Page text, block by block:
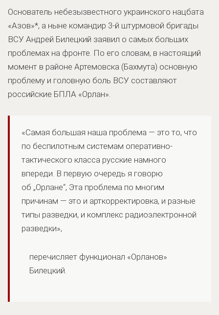
Основатель небезызвестного украинского нацбата
«Азов»*, а ныне командир 3-й штурмовой бригады
ВСУ Андрей Билецкий заявил о самых больших
проблемах на фронте. По его словам, в настоящий
момент в районе Артемовска (Бахмута) основную
проблему и головную боль ВСУ составляют
российские БПЛА «Орлан».
«Самая большая наша проблема — это то, что
по беспилотным системам оперативно-
тактического класса русские намного
впереди. В первую очередь я говорю
об „Орлане“, Эта проблема по многим
причинам — это и арткорректировка, и разные
типы разведки, и комплекс радиоэлектронной
разведки»,
перечисляет функционал «Орланов»
Билецкий.